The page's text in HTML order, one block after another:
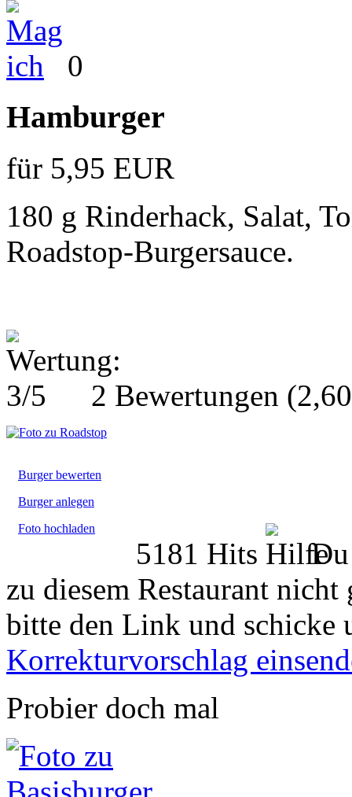
0
Hamburger
für 5,95 EUR
180 g Rinderhack, Salat,
Roadstop-Burgersauce.
2 Bewertungen
Burger bewerten
Burger anlegen
Foto hochladen
5181 Hits
zu diesem Restaurant
bitte den Link und schicke
Korrekturvorschlag
Probier doch mal